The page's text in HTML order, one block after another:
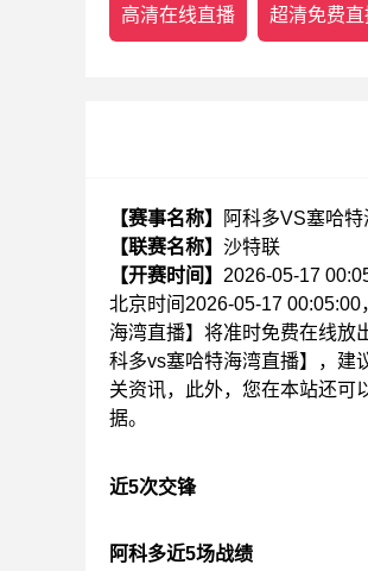
高清在线直播 超清免费直
【赛事名称】
阿科多VS塞哈特
【联赛名称】 沙特联
【开赛时间】 2026-05-17
北京时间2026-05-17
海湾直播】将准时免费在线放
科多vs塞哈特海湾直播】，建
关资讯，此外，您在本站还可
据。
近5次交锋
阿科多近5场战绩